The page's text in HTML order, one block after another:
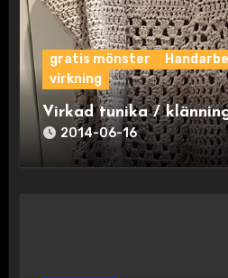
gratis mönster
virkning
Virkad tunika /
2014-06-16